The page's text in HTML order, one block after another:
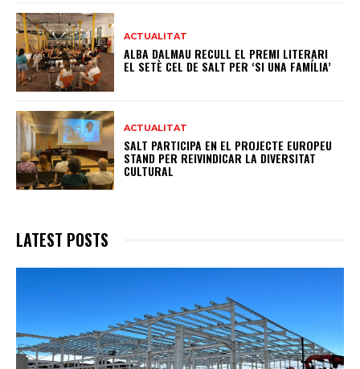
ACTUALITAT
ALBA DALMAU RECULL EL PREMI LITERARI
EL SETÈ CEL DE SALT PER ‘SI UNA FAMÍLIA’
ACTUALITAT
SALT PARTICIPA EN EL PROJECTE EUROPEU
STAND PER REIVINDICAR LA DIVERSITAT
CULTURAL
LATEST POSTS